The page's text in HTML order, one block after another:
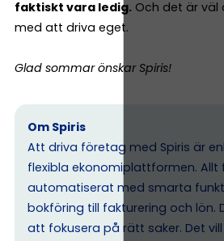
faktiskt vara ledig. Och det är väl
med att driva eget.
Glad sommar önskar Spiris!
Om Spiris
Att driva företag med Spiris är
flexibla ekonomiplattformen. Allt
automatiserat med smarta
bokföring till fakturering och lön.
att fokusera på rätt saker. Det